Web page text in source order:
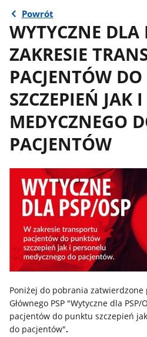
Powrót
WYTYCZNE DLA
ZAKRESIE
PACJENTÓW
SZCZEPIEŃ JAK
MEDYCZNEGO
PACJENTÓW
Poniżej do pobrania zatwierdzone
Głównego PSP "Wytyczne dla
pacjentów do punktu szczepień
do pacjentów".